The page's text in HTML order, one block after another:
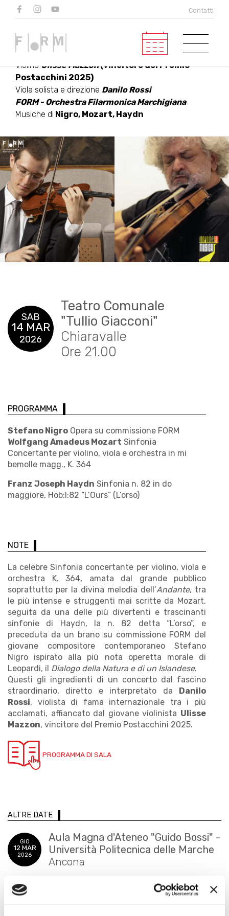
Contatti
DANILO ROSSI E LA
FORM
ViolinoUlisse Mazzon(vincitore del Premio
Postacchini 2025)
Viola solista e direzione Danilo Rossi
FORM - Orchestra Filarmonica Marchigiana
Musiche di Nigro, Mozart, Haydn
SAB
14 MAR
2026
Teatro Comunale
"Tullio Giacconi"
Chiaravalle
Ore 21.00
PROGRAMMA
Stefano Nigro Opera su commissione FORM
Wolfgang Amadeus Mozart Sinfonia
Concertante per violino, viola e orchestra in mi
bemolle magg., K. 364
Franz Joseph Haydn Sinfonia n. 82 in do
maggiore, Hob:I:82 “L’Ours” (L’orso)
NOTE
La celebre Sinfonia concertante per violino, viola e
orchestra K. 364, amata dal grande pubblico
soprattutto per la divina melodia dell’Andante, tra
le più intense e struggenti mai scritte da Mozart,
seguita da una delle più divertenti e trascinanti
sinfonie di Haydn, la n. 82 detta “L’orso”, e
preceduta da un brano su commissione FORM del
giovane compositore contemporaneo Stefano
Nigro ispirato alla più nota operetta morale di
Leopardi, il Dialogo della Natura e di un Islandese.
Questi gli ingredienti di un concerto dal fascino
straordinario, diretto e interpretato da Danilo
Rossi, violista di fama internazionale tra i più
acclamati, affiancato dal giovane violinista Ulisse
Mazzon, vincitore del Premio Postacchini 2025.
PROGRAMMA DI SALA
ALTRE DATE
GIO
12 MAR
2026
Aula Magna d'Ateneo "Guido Bossi" -
Università Politecnica delle Marche
Ancona
VEN
13 MAR
2026
Teatro La Nuova Fenice
Osimo